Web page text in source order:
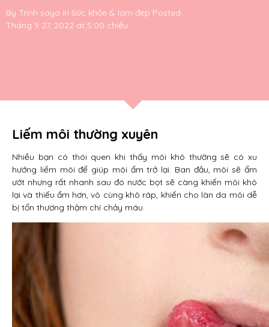
By Trinh saya in Sức khỏe & làm đẹp Posted
Tháng 9 27, 2022 at 5:00 chiều
Liếm môi thường xuyên
Nhiều bạn có thói quen khi thấy môi khô thường sẽ có xu
hướng liếm môi để giúp môi ẩm trở lại. Ban đầu, môi sẽ ẩm
ướt nhưng rất nhanh sau đó nước bọt sẽ càng khiến môi khô
lại và thiếu ẩm hơn, vô cùng khô ráp, khiến cho làn da môi dễ
bị tổn thương thậm chí chảy máu.